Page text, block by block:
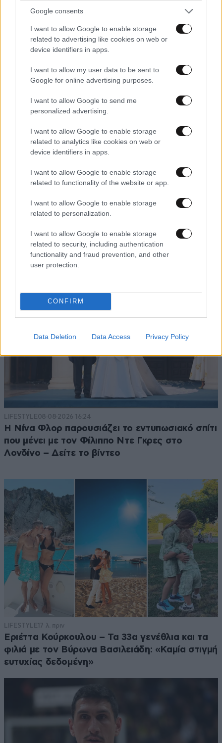
Google consents
I want to allow Google to enable storage
related to advertising like cookies on web or
device identifiers in apps.
I want to allow my user data to be sent to
Google for online advertising purposes.
I want to allow Google to send me
personalized advertising.
I want to allow Google to enable storage
related to analytics like cookies on web or
device identifiers in apps.
I want to allow Google to enable storage
related to functionality of the website or app.
I want to allow Google to enable storage
related to personalization.
I want to allow Google to enable storage
related to security, including authentication
functionality and fraud prevention, and other
user protection.
CONFIRM
Data Deletion Data Access Privacy Policy
LIFESTYLE08·08·2026 09:01
σχέση που θυμίζει σενάριο ταινίας και μετρά
πάνω από τέσσερα χρόνια
ΔΙΑΤΡΟΦΗ08·08·2026 08:30
Ογκολόγοι προειδοποιούν: Αυτές οι τροφές,
περνούν απαρατήρητες, αλλά καλό είναι να τις
βγάλετε από την καθημερινότητά σας
LIFESTYLE08·08·2026 16:24
Η Νίνα Φλορ παρουσιάζει το εντυπωσιακό σπίτι
που μένει με τον Φίλιππο Ντε Γκρες στο
Λονδίνο – Δείτε το βίντεο
LIFESTYLE17 λ. πριν
Εριέττα Κούρκουλου – Τα 33α γενέθλια και τα
φιλιά με τον Βύρωνα Βασιλειάδη: «Καμία στιγμή
ευτυχίας δεδομένη»